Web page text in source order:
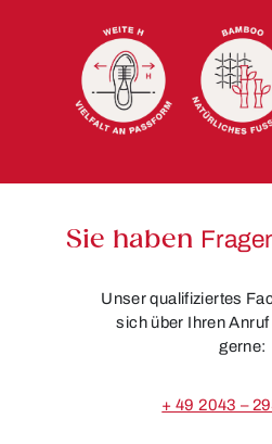
Sie haben
Unser qualifiziertes
sich über Ihren
gerne:
+ 49 2043 –